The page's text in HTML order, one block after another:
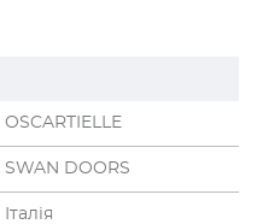
OSCARTIELLE
SWAN DOORS
Італія